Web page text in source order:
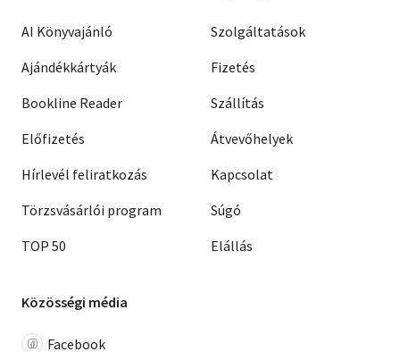
AI Könyvajánló
Ajándékkártyák
Bookline Reader
Előfizetés
Hírlevél feliratkozás
Törzsvásárlói program
TOP 50
Szolgáltatások
Fizetés
Szállítás
Átvevőhelyek
Kapcsolat
Súgó
Elállás
Közösségi média
Facebook